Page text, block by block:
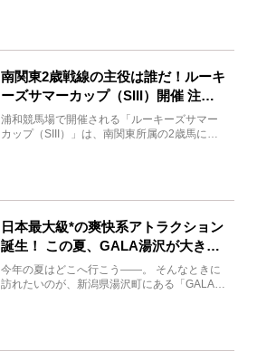
南関東2歳戦線の主役は誰だ！ルーキ
ーズサマーカップ（SIII）開催 注目
馬と見どころをチェック
浦和競馬場で開催される「ルーキーズサマー
カップ（SIII）」は、南関東所属の2歳馬によ
日本最大級*の爽快系アトラクション
誕生！ この夏、GALA湯沢が大きく
生まれ変わる
今年の夏はどこへ行こう――。 そんなときに
訪れたいのが、新潟県湯沢町にある「GALA湯